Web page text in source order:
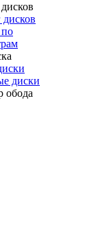
дисков
диски
обода